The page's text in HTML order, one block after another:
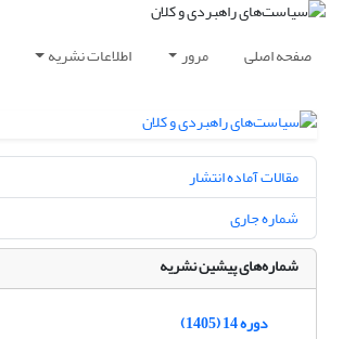
صفحه اصلی مرور اطلاعات نشریه
مقالات آماده انتشار
شماره جاری
شماره‌های پیشین نشریه
دوره 14 (1405)